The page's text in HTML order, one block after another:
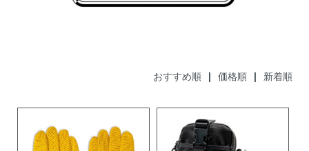
おすすめ順| 価格順| 新着順